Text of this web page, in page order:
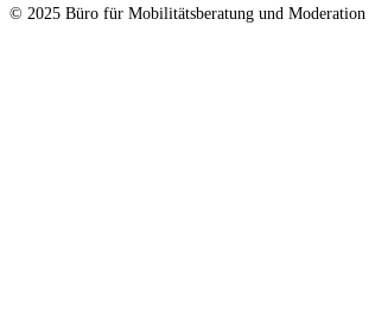
© 2025 Büro für Mobilitätsberatung und Moderation